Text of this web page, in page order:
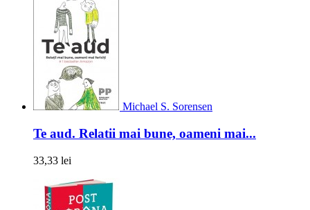
Michael S. Sorensen
Te aud. Relatii mai bune, oameni mai...
33,33 lei